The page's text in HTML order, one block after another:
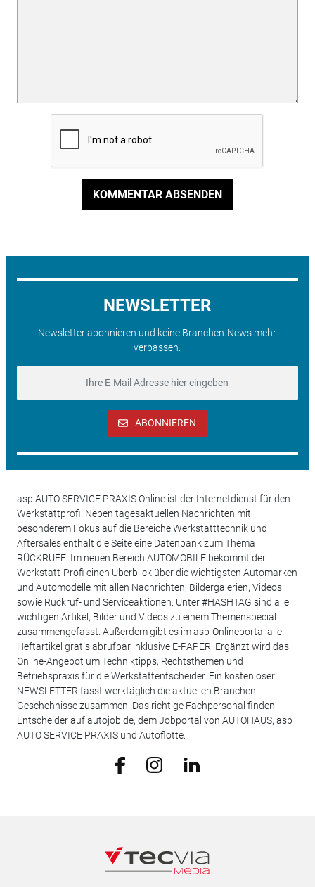
KOMMENTAR ABSENDEN
NEWSLETTER
Newsletter abonnieren und keine Branchen-News mehr
verpassen.
ABONNIEREN
asp AUTO SERVICE PRAXIS Online ist der Internetdienst für den
Werkstattprofi. Neben tagesaktuellen Nachrichten mit
besonderem Fokus auf die Bereiche Werkstatttechnik und
Aftersales enthält die Seite eine Datenbank zum Thema
RÜCKRUFE. Im neuen Bereich AUTOMOBILE bekommt der
Werkstatt-Profi einen Überblick über die wichtigsten Automarken
und Automodelle mit allen Nachrichten, Bildergalerien, Videos
sowie Rückruf- und Serviceaktionen. Unter #HASHTAG sind alle
wichtigen Artikel, Bilder und Videos zu einem Themenspecial
zusammengefasst. Außerdem gibt es im asp-Onlineportal alle
Heftartikel gratis abrufbar inklusive E-PAPER. Ergänzt wird das
Online-Angebot um Techniktipps, Rechtsthemen und
Betriebspraxis für die Werkstattentscheider. Ein kostenloser
NEWSLETTER fasst werktäglich die aktuellen Branchen-
Geschehnisse zusammen. Das richtige Fachpersonal finden
Entscheider auf autojob.de, dem Jobportal von AUTOHAUS, asp
AUTO SERVICE PRAXIS und Autoflotte.